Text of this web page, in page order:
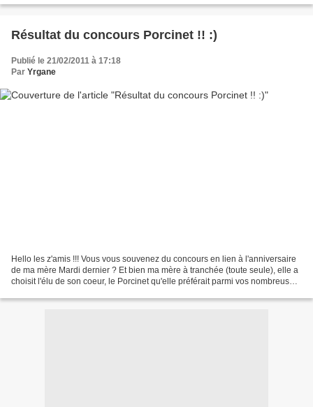
Résultat du concours Porcinet !! :)
Publié le 21/02/2011 à 17:18
Par Yrgane
Hello les z'amis !!! Vous vous souvenez du concours en lien à l'anniversaire
de ma mère Mardi dernier ? Et bien ma mère à tranchée (toute seule), elle a
choisit l'élu de son coeur, le Porcinet qu'elle préférait parmi vos nombreuses